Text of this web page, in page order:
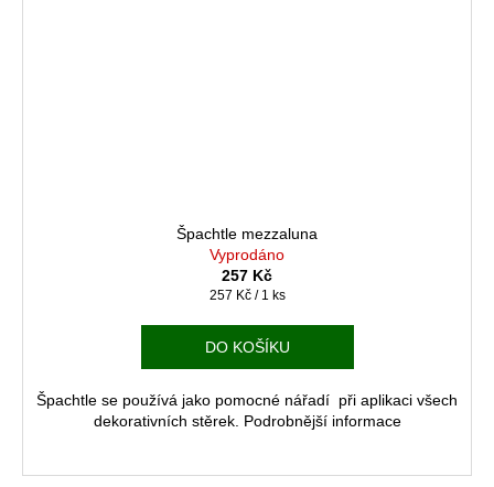
Špachtle mezzaluna
Vyprodáno
257 Kč
Měrná
257 Kč / 1 ks
DO KOŠÍKU
Špachtle se používá jako pomocné nářadí při aplikaci všech
dekorativních stěrek. Podrobnější informace